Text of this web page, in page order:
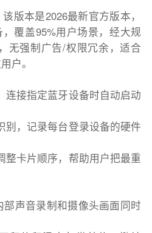
该版本是2026最新官方版本，
覆盖95%用户场景，经大规
无强制广告/权限冗余，适合
户。
连接指定蓝牙设备时自动启动
别，记录每台登录设备的硬件
整卡片顺序，帮助用户把最重
声音录制和摄像头画面同时